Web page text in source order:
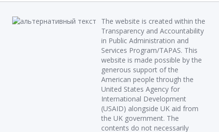
The website is created within the
Transparency and Accountability
in Public Administration and
Services Program/TAPAS. This
website is made possible by the
generous support of the
American people through the
United States Agency for
International Development
(USAID) alongside UK aid from
the UK government. The
contents do not necessarily